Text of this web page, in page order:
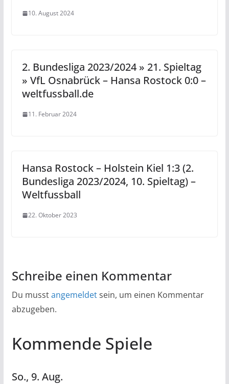
10. August 2024
2. Bundesliga 2023/2024 » 21. Spieltag
» VfL Osnabrück – Hansa Rostock 0:0 –
weltfussball.de
11. Februar 2024
Hansa Rostock – Holstein Kiel 1:3 (2.
Bundesliga 2023/2024, 10. Spieltag) –
Weltfussball
22. Oktober 2023
Schreibe einen Kommentar
Du musstangemeldetsein, um einen Kommentar
abzugeben.
Kommende Spiele
So., 9. Aug.